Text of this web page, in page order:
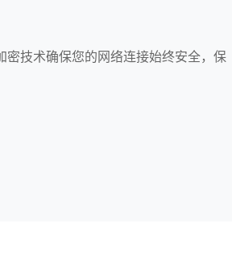
技术确保您的网络连接始终安全，保